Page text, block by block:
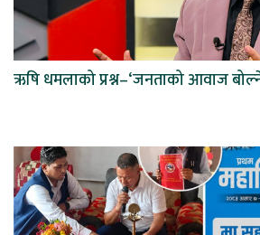
ऋषि धमलाको प्रश्न–‘जनताको आवाज